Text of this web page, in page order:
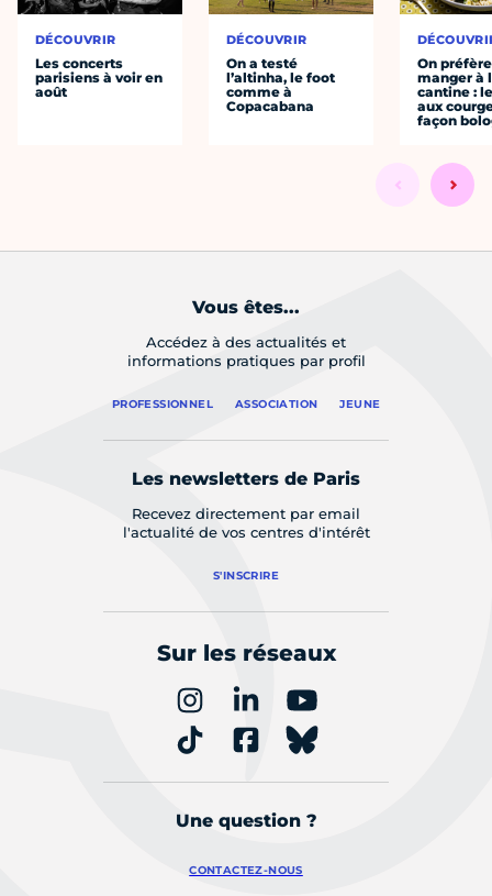
DÉCOUVRIR
Les concerts
parisiens à voir en
août
DÉCOUVRIR
On a testé
l’altinha, le foot
comme à
Copacabana
On préfère
manger à
cantine :
aux
façon
Vous êtes...
Accédez à des actualités et
informations pratiques par profil
PROFESSIONNEL ASSOCIATION JEUNE
Les newsletters de Paris
Recevez directement par email
l'actualité de vos centres d'intérêt
S'INSCRIRE
Sur les réseaux
Une question ?
CONTACTEZ-NOUS